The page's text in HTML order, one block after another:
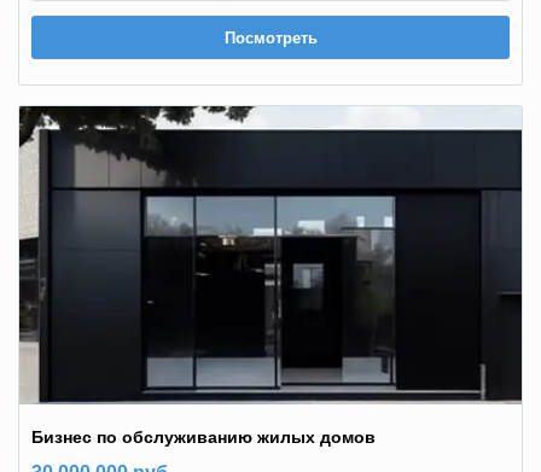
Посмотреть
Бизнес по обслуживанию жилых домов